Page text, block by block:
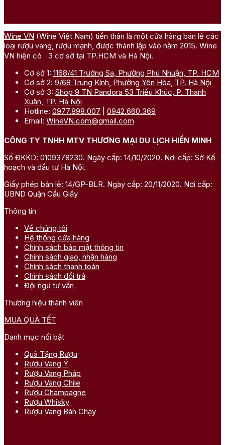
5. Các phong cách rượu vang Bekaa
Valley
5.1. Rượu vang đỏ Bekaa Valley
Rượu vang đỏlà phong cách nổi bật nhất của Bekaa Valley,
chiếm tỷ trọng lớn trong sản lượng của vùng. Phần lớn được
phối trộn theo phong cách Bordeaux từ các giống nho như
nên những chai vang có cấu trúc cân bằng,tanninchắc, hương
Wine VN (Wine Việt Nam) tiền thân là một cửa hàng bán lẻ các
loại rượu vang, rượu mạnh, được thành lập vào năm 2015. Wine
VN hiện có 3 cơ sở tại TP.HCM và Hà Nội.
Cơ sở 1: 1168/41 Trường Sa, Phường Phú Nhuận, TP. HCM
Cơ sở 2: 9/68 Trung Kính, Phường Yên Hòa, TP. Hà Nội
Cơ sở 3: Shop 9 TN Pandora 53 Triều Khúc, P. Thanh
Xuân, TP. Hà Nội
Hotline: 0977.898.007
0942.660.369
Email: WineVN.com@gmail.com
CÔNG TY TNHH MTV THƯƠNG MẠI DU LỊCH HIỀN MINH
Số ĐKKD: 0109378230. Ngày cấp: 14/10/2020. Nơi cấp: Sở Kế
hoạch và đầu tư Hà Nội.
Giấy phép bán lẻ: 14/GP-BLR. Ngày cấp: 20/11/2020. Nơi cấp:
UBND Quận Cầu Giấy
Thông tin
Về chúng tôi
Hệ thống cửa hàng
Chính sách bảo mật thông tin
Chính sách giao, nhận hàng
Chính sách thanh toán
Chính sách đổi trả
Đội ngũ tư vấn
Thương hiệu thành viên
MUA QUÀ TẾT
Danh mục nổi bật
Quà Tặng Rượu
Rượu Vang Ý
Rượu Vang Pháp
Rượu Vang Chile
Rượu Champagne
Rượu Whisky
Rượu Vang Bán Chạy